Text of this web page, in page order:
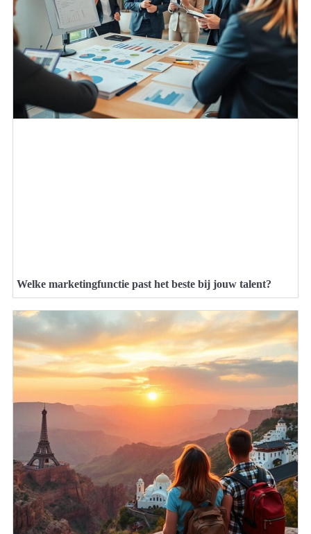
Welke marketingfunctie past het beste bij jouw talent?